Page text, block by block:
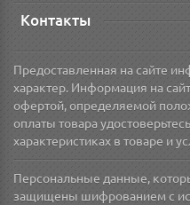
Контакты
Предоставленная на сайте
характер. Информация на
офертой, определяемой
оплаты товара
характеристиках в товаре и
Персональные данные,
защищены шифрованием с